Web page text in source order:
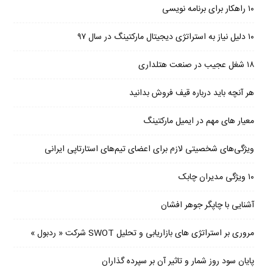
۱۰ راهکار برای برنامه نویسی
۱۰ دلیل نیاز به استراتژی دیجیتال مارکتینگ در سال ۹۷
۱۸ شغل عجیب در صنعت هتلداری
هر آنچه باید درباره قیف فروش بدانید
معیار های مهم در ایمیل مارکتینگ
ویژگی‌های شخصیتی لازم برای اعضای تیم‌های استارتاپی ایرانی
۱۰ ویژگی مدیران چابک
آشنایی با چاپگر جوهر افشان
مروری بر استراتژی های بازاریابی و تحلیل SWOT شرکت « ردبول »
پایان سود روز شمار و تاثیر آن بر سپرده گذاران